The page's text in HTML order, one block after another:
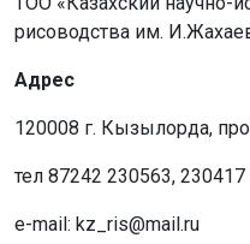
рисоводства им.
Адрес
120008 г. Кызылорда,
тел 87242 230563, 230417
e-mail: kz_ris@mail.ru